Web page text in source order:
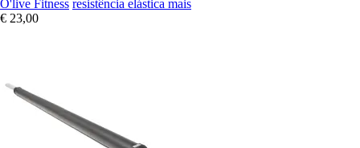
O'live Fitness resistência elástica mais
€ 23,00